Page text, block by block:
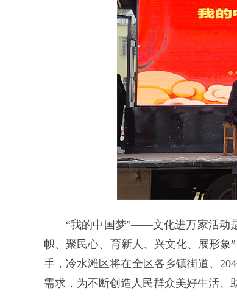
“我的中国梦”——文化进万家活动
帜、聚民心、育新人、兴文化、展形
手，冷水滩区将在全区各乡镇街道、
需求，为不断创造人民群众美好生活、